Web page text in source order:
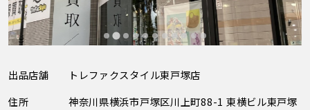
出品店舗
トレファクスタイル東戸塚店
住所
神奈川県横浜市戸塚区川上町88-1 東横ビル東戸塚